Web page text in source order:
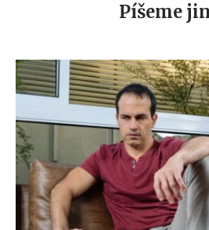
Píšeme